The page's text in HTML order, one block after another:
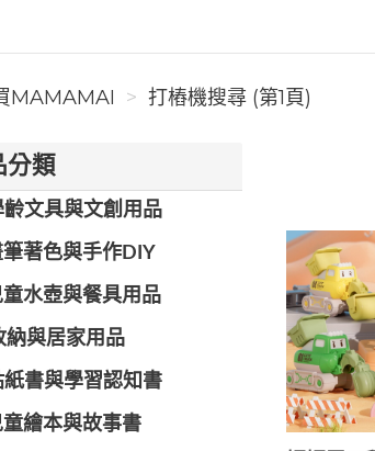
MAMAMAI 打樁機搜尋 (第1頁)
分類
文具與文創用品
筆著色與手作DIY
童水壺與餐具用品
納與居家用品
紙書與學習認知書
童繪本與故事書